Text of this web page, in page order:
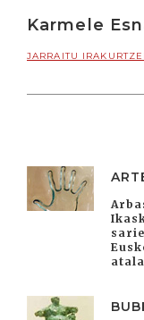
Karmele
JARRAITU